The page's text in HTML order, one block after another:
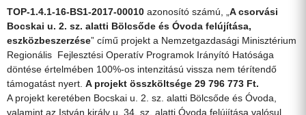
TOP-1.4.1-16-BS1-2017-00010 azonosító számú, „ A csorvási
Bocskai u. 2. sz. alatti Bölcsőde és Óvoda felújítása,
eszközbeszerzése” című projekt a Nemzetgazdasági Minisztérium
Regionális Fejlesztési Operatív Programok Irányító Hatósága
döntése értelmében 100%-os intenzitású vissza nem térítendő
támogatást nyert. A projekt összköltsége 29 796 773 Ft.
A projekt keretében Bocskai u. 2. sz. alatti Bölcsőde és Óvoda,
valamint az István király u. 34. sz. alatti Óvoda felújítása valósul